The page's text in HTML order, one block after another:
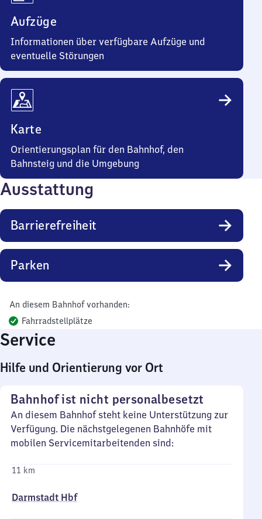
Aufzüge
Informationen über verfügbare Aufzüge und
eventuelle Störungen
Karte
Orientierungsplan für den Bahnhof, den
Bahnsteig und die Umgebung
Ausstattung
Barrierefreiheit
Parken
An diesem Bahnhof vorhanden:
Fahrradstellplätze
Service
Hilfe und Orientierung vor Ort
Bahnhof ist nicht personalbesetzt
An diesem Bahnhof steht keine Unterstützung zur
Verfügung. Die nächstgelegenen Bahnhöfe mit
mobilen Servicemitarbeitenden sind:
11 km
Darmstadt Hbf